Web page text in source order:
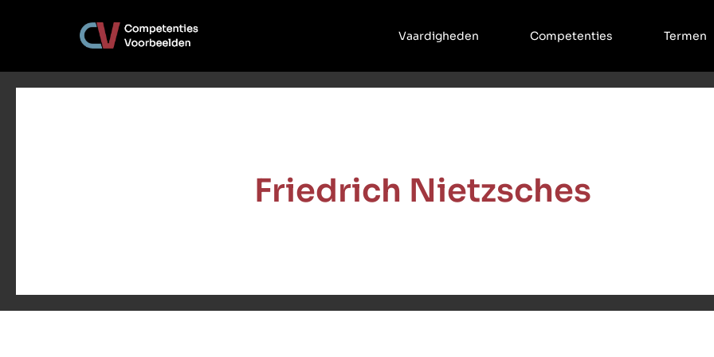
Vaardigheden Competenties Termen
Friedrich Nietzsches